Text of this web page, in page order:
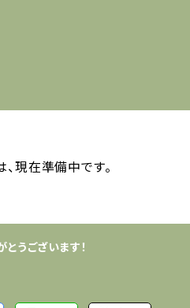
現在準備中です。
うございます！